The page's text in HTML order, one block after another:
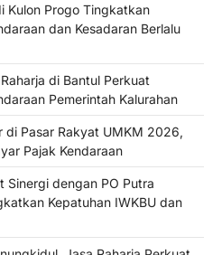
Kulon Progo Tingkatkan
dan Kesadaran Berlalu
di Bantul Perkuat
Pemerintah Kalurahan
di Pasar Rakyat UMKM 2026,
Pajak Kendaraan
Sinergi dengan PO Putra
Kepatuhan IWKBU dan